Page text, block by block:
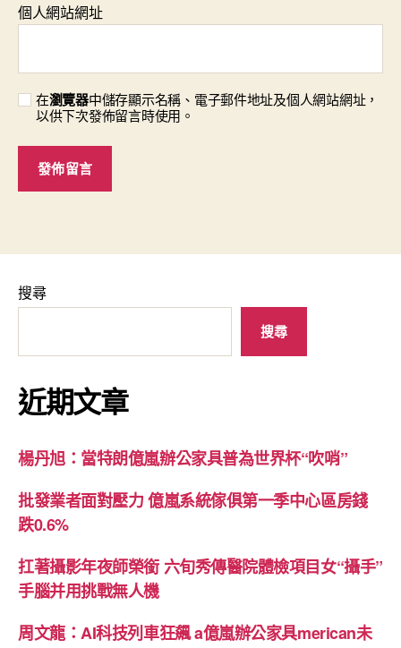
個人網站網址
在瀏覽器中儲存顯示名稱、電子郵件地址及個人網站網址，
以供下次發佈留言時使用。
搜尋
搜尋
近期文章
楊丹旭：當特朗億嵐辦公家具普為世界杯“吹哨”
批發業者面對壓力 億嵐系統傢俱第一季中心區房錢
跌0.6%
扛著攝影年夜師榮銜 六旬秀傳醫院體檢項目女“攝手”
手腦并用挑戰無人機
周文龍：AI科技列車狂飆 a億嵐辦公家具merican未